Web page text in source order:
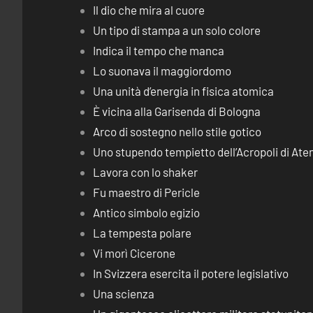
Il dio che mira al cuore
Un tipo di stampa a un solo colore
Indica il tempo che manca
Lo suonava il maggiordomo
Una unità d’energia in fisica atomica
È vicina alla Garisenda di Bologna
Arco di sostegno nello stile gotico
Uno stupendo tempietto dell’Acropoli di
Lavora con lo shaker
Fu maestro di Pericle
Antico simbolo egizio
La tempesta polare
Vi morì Cicerone
In Svizzera esercita il potere legislativo
Una scienza